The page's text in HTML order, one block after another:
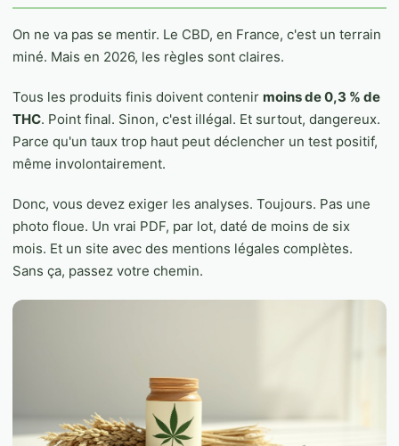
On ne va pas se mentir. Le CBD, en France, c'est un terrain
miné. Mais en 2026, les règles sont claires.
Tous les produits finis doivent contenir moins de 0,3 % de
THC. Point final. Sinon, c'est illégal. Et surtout, dangereux.
Parce qu'un taux trop haut peut déclencher un test positif,
même involontairement.
Donc, vous devez exiger les analyses. Toujours. Pas une
photo floue. Un vrai PDF, par lot, daté de moins de six
mois. Et un site avec des mentions légales complètes.
Sans ça, passez votre chemin.